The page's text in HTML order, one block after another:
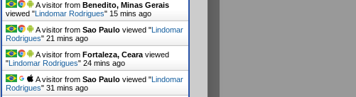
A visitor from Benedito, Minas Gerais
viewed " Lindomar Rodrigues" 15 mins ago
A visitor from Sao Paulo viewed " Lindomar
Rodrigues" 21 mins ago
A visitor from Fortaleza, Ceara viewed
" Lindomar Rodrigues" 24 mins ago
A visitor from Sao Paulo viewed " Lindomar
Rodrigues" 31 mins ago